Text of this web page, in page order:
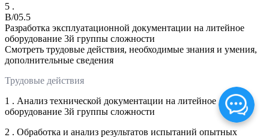
5 .
B/05.5
Разработка эксплуатационной документации на литейное
оборудование 3й группы сложности
Смотреть трудовые действия, необходимые знания и умения,
дополнительные сведения
Трудовые действия
1 . Анализ технической документации на литейное
оборудование 3й группы сложности
2 . Обработка и анализ результатов испытаний опытных